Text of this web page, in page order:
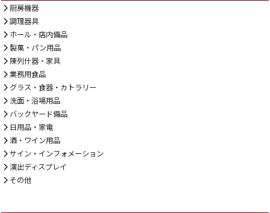
厨房機器
調理器具
ホール・店内備品
製菓・パン用品
陳列什器・家具
業務用食品
グラス・食器・カトラリー
洗面・浴場用品
バックヤード備品
日用品・家電
酒・ワイン用品
サイン・インフォメーション
演出ディスプレイ
その他